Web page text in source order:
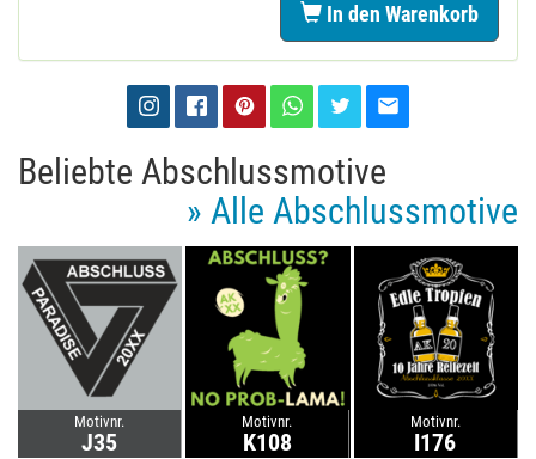
In den Warenkorb
Beliebte Abschlussmotive
» Alle Abschlussmotive
Motivnr.
J35
Motivnr.
K108
Motivnr.
I176